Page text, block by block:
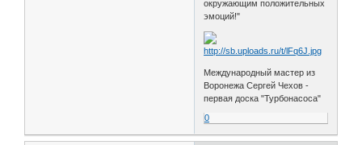
окружающим положительных
эмоций!"
Международный мастер из
Воронежа Сергей Чехов -
первая доска "Турбонасоса"
0